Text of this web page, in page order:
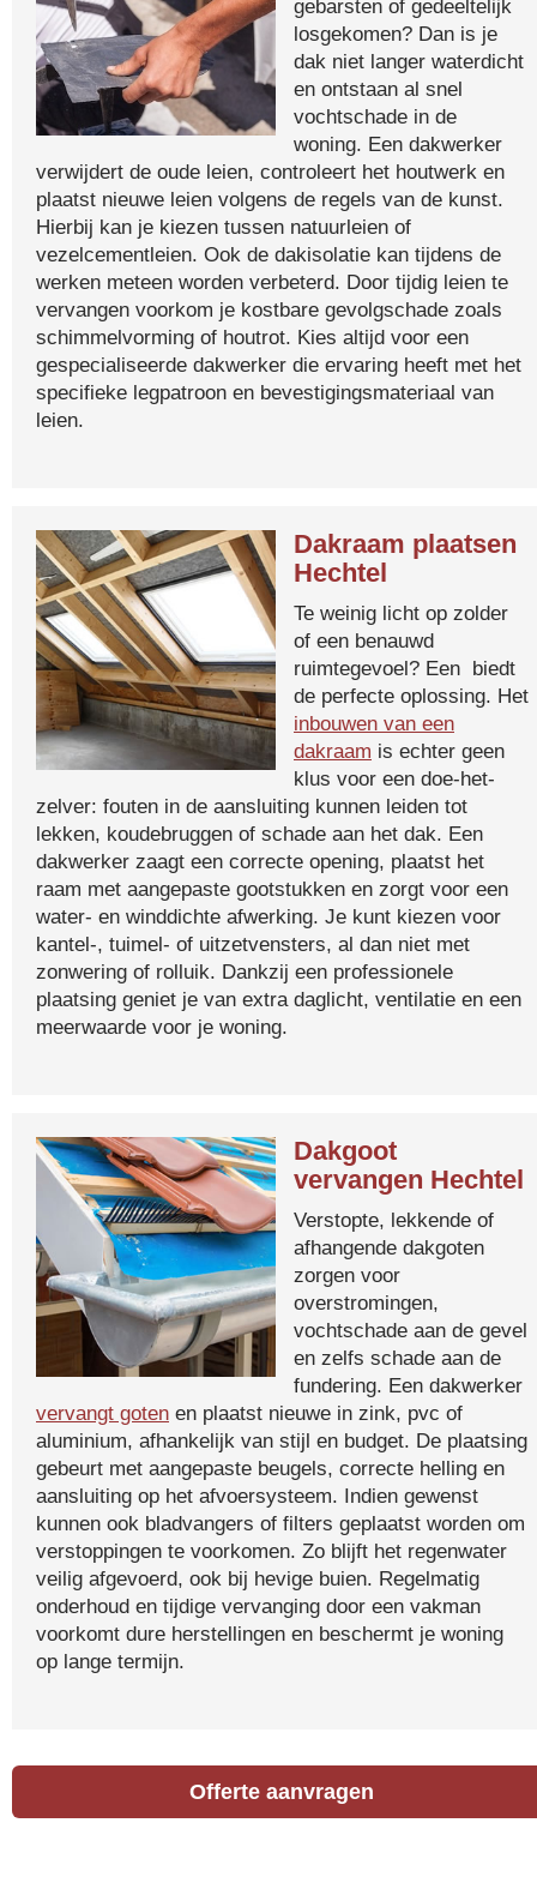
gebarsten of gedeeltelijk
losgekomen? Dan is je
dak niet langer waterdicht
en ontstaan al snel
vochtschade in de
woning. Een dakwerker
verwijdert de oude leien, controleert het houtwerk en
plaatst nieuwe leien volgens de regels van de kunst.
Hierbij kan je kiezen tussen natuurleien of
vezelcementleien. Ook de dakisolatie kan tijdens de
werken meteen worden verbeterd. Door tijdig leien te
vervangen voorkom je kostbare gevolgschade zoals
schimmelvorming of houtrot. Kies altijd voor een
gespecialiseerde dakwerker die ervaring heeft met het
specifieke legpatroon en bevestigingsmateriaal van
leien.
Dakraam plaatsen
Hechtel
Te weinig licht op zolder
of een benauwd
ruimtegevoel? Een biedt
de perfecte oplossing. Het
inbouwen van een
dakraam is echter geen
klus voor een doe-het-
zelver: fouten in de aansluiting kunnen leiden tot
lekken, koudebruggen of schade aan het dak. Een
dakwerker zaagt een correcte opening, plaatst het
raam met aangepaste gootstukken en zorgt voor een
water- en winddichte afwerking. Je kunt kiezen voor
kantel-, tuimel- of uitzetvensters, al dan niet met
zonwering of rolluik. Dankzij een professionele
plaatsing geniet je van extra daglicht, ventilatie en een
meerwaarde voor je woning.
Dakgoot
vervangen Hechtel
Verstopte, lekkende of
afhangende dakgoten
zorgen voor
overstromingen,
vochtschade aan de gevel
en zelfs schade aan de
fundering. Een dakwerker
vervangt goten en plaatst nieuwe in zink, pvc of
aluminium, afhankelijk van stijl en budget. De plaatsing
gebeurt met aangepaste beugels, correcte helling en
aansluiting op het afvoersysteem. Indien gewenst
kunnen ook bladvangers of filters geplaatst worden om
verstoppingen te voorkomen. Zo blijft het regenwater
veilig afgevoerd, ook bij hevige buien. Regelmatig
onderhoud en tijdige vervanging door een vakman
voorkomt dure herstellingen en beschermt je woning
op lange termijn.
Offerte aanvragen